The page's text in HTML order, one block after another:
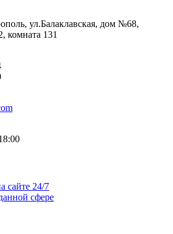
ул.Балаклавская, дом №68,
комната 131
сайте 24/7
сфере